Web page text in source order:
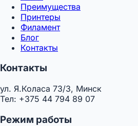
Преимущества
Принтеры
Филамент
Блог
Контакты
Контакты
ул. Я.Коласа 73/3, Минск
Тел: +375 44 794 89 07
Режим работы